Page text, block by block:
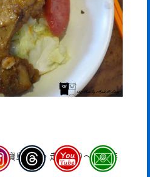
寶島美食，走入４０～６０年